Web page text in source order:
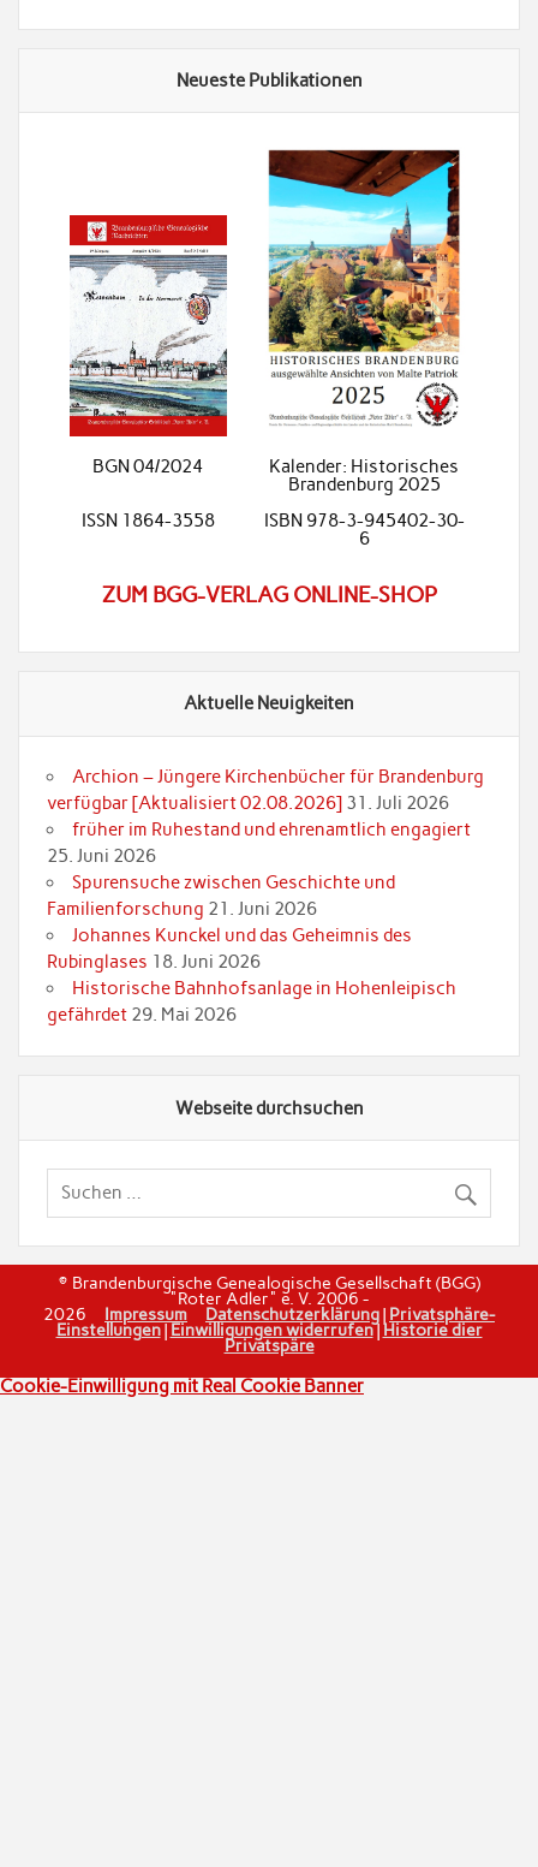
Neueste Publikationen
BGN 04/2024
Kalender: Historisches
Brandenburg 2025
ISSN 1864-3558
ISBN 978-3-945402-30-
6
ZUM BGG-VERLAG ONLINE-SHOP
Aktuelle Neuigkeiten
Archion – Jüngere Kirchenbücher für Brandenburg
verfügbar [Aktualisiert 02.08.2026] 31. Juli 2026
früher im Ruhestand und ehrenamtlich engagiert
25. Juni 2026
Spurensuche zwischen Geschichte und
Familienforschung 21. Juni 2026
Johannes Kunckel und das Geheimnis des
Rubinglases 18. Juni 2026
Historische Bahnhofsanlage in Hohenleipisch
gefährdet 29. Mai 2026
Webseite durchsuchen
© Brandenburgische Genealogische Gesellschaft (BGG)
"Roter Adler" e. V. 2006 -
2026 Impressum Datenschutzerklärung| Privatsphäre-
Einstellungen| Einwilligungen widerrufen|Historie dier
Privatspäre
Cookie-Einwilligung mit Real Cookie Banner